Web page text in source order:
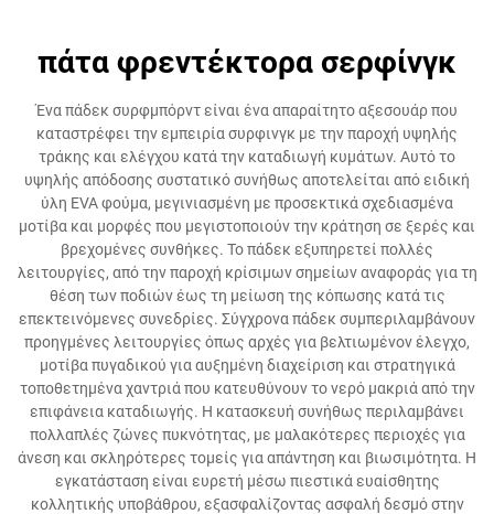
πάτα φρεντέκτορα σερφίνγκ
Ένα πάδεκ συρφμπόρντ είναι ένα απαραίτητο αξεσουάρ που
καταστρέφει την εμπειρία συρφινγκ με την παροχή υψηλής
τράκης και ελέγχου κατά την καταδιωγή κυμάτων. Αυτό το
υψηλής απόδοσης συστατικό συνήθως αποτελείται από ειδική
ύλη EVA φούμα, μεγινιασμένη με προσεκτικά σχεδιασμένα
μοτίβα και μορφές που μεγιστοποιούν την κράτηση σε ξερές και
βρεχομένες συνθήκες. Το πάδεκ εξυπηρετεί πολλές
λειτουργίες, από την παροχή κρίσιμων σημείων αναφοράς για τη
θέση των ποδιών έως τη μείωση της κόπωσης κατά τις
επεκτεινόμενες συνεδρίες. Σύγχρονα πάδεκ συμπεριλαμβάνουν
προηγμένες λειτουργίες όπως αρχές για βελτιωμένον έλεγχο,
μοτίβα πυγαδικού για αυξημένη διαχείριση και στρατηγικά
τοποθετημένα χαντριά που κατευθύνουν το νερό μακριά από την
επιφάνεια καταδιωγής. Η κατασκευή συνήθως περιλαμβάνει
πολλαπλές ζώνες πυκνότητας, με μαλακότερες περιοχές για
άνεση και σκληρότερες τομείς για απάντηση και βιωσιμότητα. Η
εγκατάσταση είναι ευρετή μέσω πιεστικά ευαίσθητης
κολλητικής υποβάθρου, εξασφαλίζοντας ασφαλή δεσμό στην